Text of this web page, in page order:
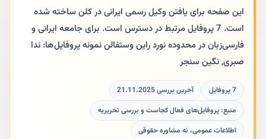
این صفحه برای یافتن وکیل رسمی ایرانی در کلن ساخته شده
است. 7 پروفایل مرتبط در دسترس است. برای جامعه ایرانی و
فارسی‌زبان در محدوده نورد راین وستفالن نمونه پروفایل‌ها: ندا
صبری, نگین سنجر
7 پروفایل
آخرین بررسی 21.11.2025
منبع: پروفایل‌های فعال کجاست و بررسی تحریریه
اطلاعات عمومی، نه مشاوره حقوقی